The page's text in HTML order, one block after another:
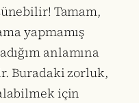
Tamam,
yapmamış
anlamına
Buradaki zorluk,
için